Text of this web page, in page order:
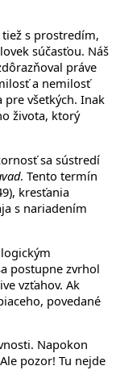
s prostredím,
súčasťou. Náš
práve
a nemilosť
všetkých. Inak
života, ktorý
sa sústredí
. Tento termín
kresťania
s nariadením
postupne zvrhol
vzťahov. Ak
povedané
Napokon
pozor! Tu nejde